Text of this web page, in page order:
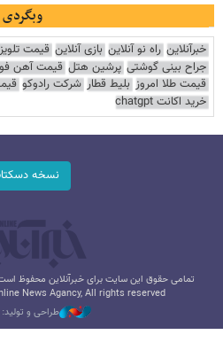
وبگردی
خبرآنلاین راه نو آنلاین بازی آنلاین قیمت
جراح بینی گوشتی پرشین هتل قیمت آهن
قیمت طلا امروز بلیط قطار شرکت رادوکو
خرید اکانت chatgpt
نسخه
تمامی حقوق این سایت برای خبرآنلاین محفوظ
News Agancy, All rights reserved
طراحی و